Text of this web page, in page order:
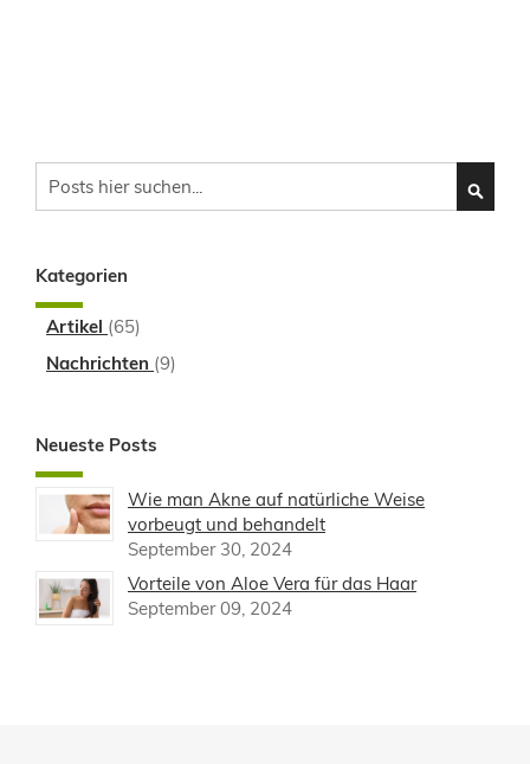
Kategorien
Artikel (65)
Nachrichten (9)
Neueste Posts
Wie man Akne auf natürliche Weise
vorbeugt und behandelt
September 30, 2024
Vorteile von Aloe Vera für das Haar
September 09, 2024